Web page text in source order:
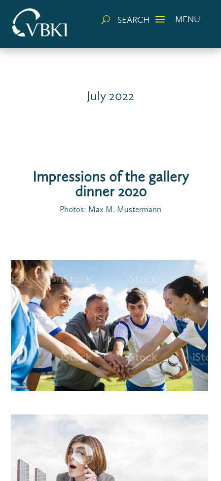
U SEARCH a MENU
July 2022
Impressions of the gallery
dinner 2020
Photos: Max M. Mustermann